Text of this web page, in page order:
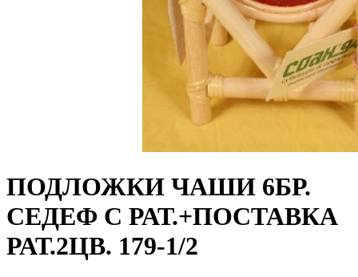
ПОДЛОЖКИ ЧАШИ 6БР.
СЕДЕФ С РАТ.+ПОСТАВКА
РАТ.2ЦВ. 179-1/2